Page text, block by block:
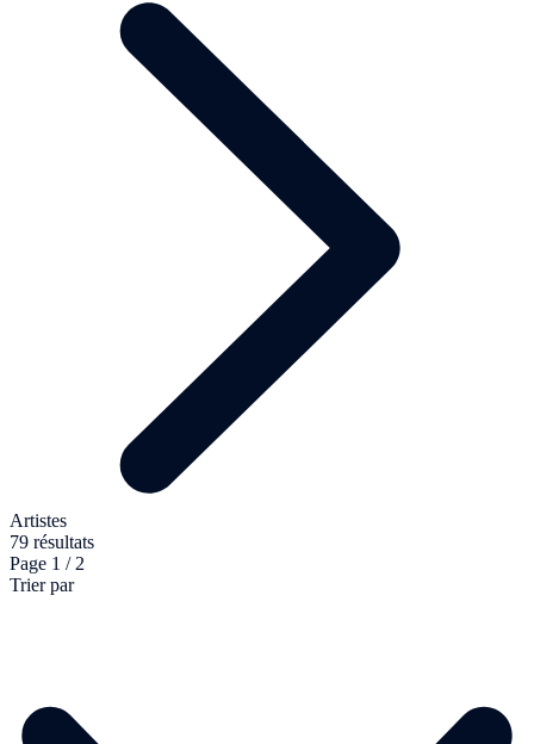
Artistes
79 résultats
Page 1 / 2
Trier par